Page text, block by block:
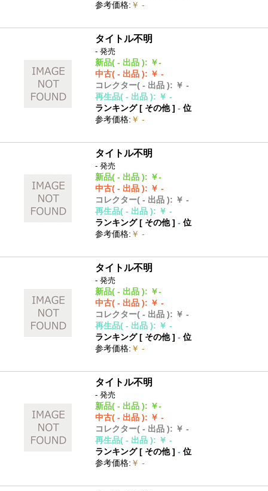
参考価格: ￥ -
タイトル不明
- 発売
新品( - 出品 ): ￥-
中古( - 出品 ): ￥ -
コレクター( - 出品 ): ￥ -
再生品( - 出品 ): ￥ -
ランキング [ その他]- 位
参考価格: ￥ -
タイトル不明
- 発売
新品( - 出品 ): ￥-
中古( - 出品 ): ￥ -
コレクター( - 出品 ): ￥ -
再生品( - 出品 ): ￥ -
ランキング [ その他]- 位
参考価格: ￥ -
タイトル不明
- 発売
新品( - 出品 ): ￥-
中古( - 出品 ): ￥ -
コレクター( - 出品 ): ￥ -
再生品( - 出品 ): ￥ -
ランキング [ その他]- 位
参考価格: ￥ -
タイトル不明
- 発売
新品( - 出品 ): ￥-
中古( - 出品 ): ￥ -
コレクター( - 出品 ): ￥ -
再生品( - 出品 ): ￥ -
ランキング [ その他]- 位
参考価格: ￥ -